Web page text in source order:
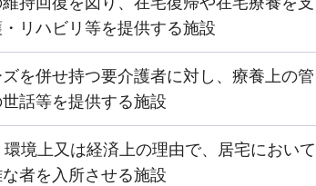
リハビリ等を提供する施設
を併せ持つ要介護者に対し、療養上の管
話等を提供する施設
境上又は経済上の理由で、居宅において
者を入所させる施設